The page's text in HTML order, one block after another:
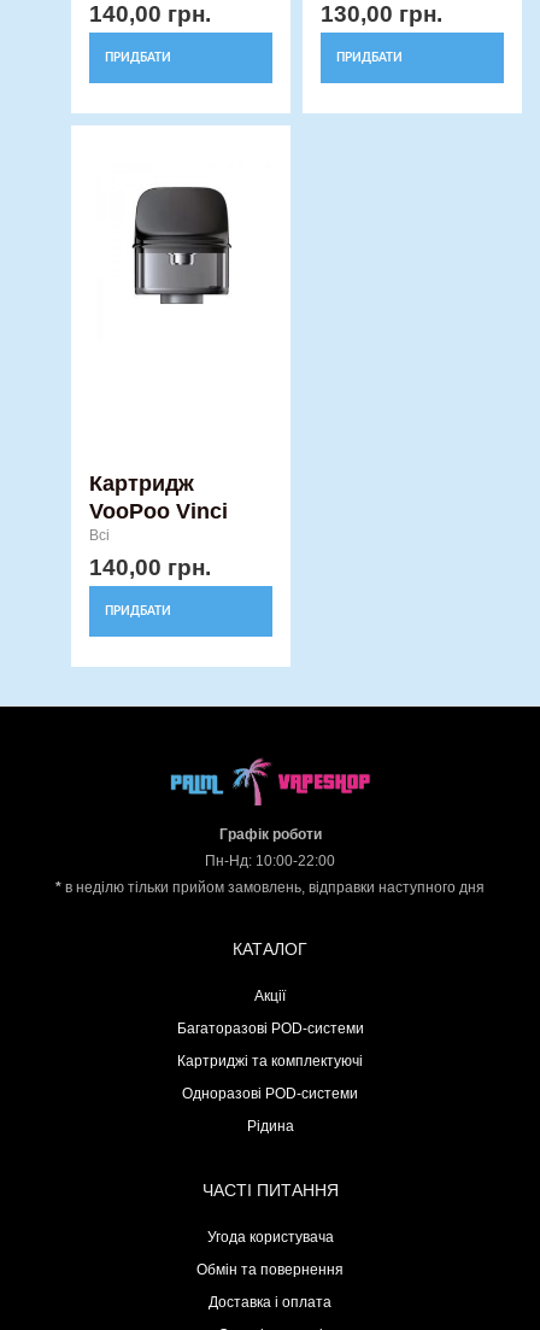
140,00 грн.
ПРИДБАТИ
130,00 грн.
ПРИДБАТИ
Картридж
VooPoo Vinci
Всі
140,00 грн.
ПРИДБАТИ
Графік роботи
Пн-Нд: 10:00-22:00
* в неділю тільки прийом замовлень, відправки наступного дня
КАТАЛОГ
Акції
Багаторазові POD-системи
Картриджі та комплектуючі
Одноразові POD-системи
Рідина
ЧАСТІ ПИТАННЯ
Угода користувача
Обмін та повернення
Доставка і оплата